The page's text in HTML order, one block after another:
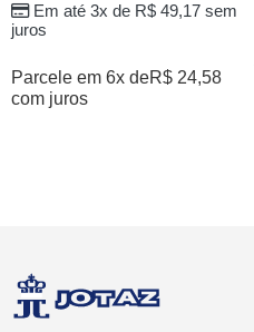
Em até 3x de R$49,17sem
juros
Parcele em 6x deR$ 24,58
com juros